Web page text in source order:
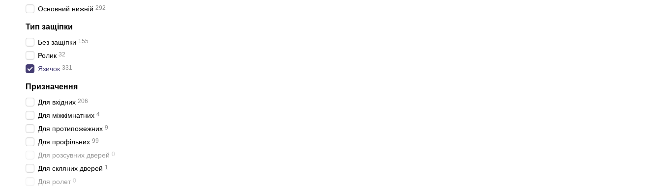
Основний нижній 292
Тип защіпки
Без защіпки 155
Ролик 32
Язичок 331
Призначення
Для вхідних 206
Для міжкімнатних 4
Для протипожежних 9
Для профільних 99
Для розсувних дверей 0
Для скляних дверей 1
Для ролет 0